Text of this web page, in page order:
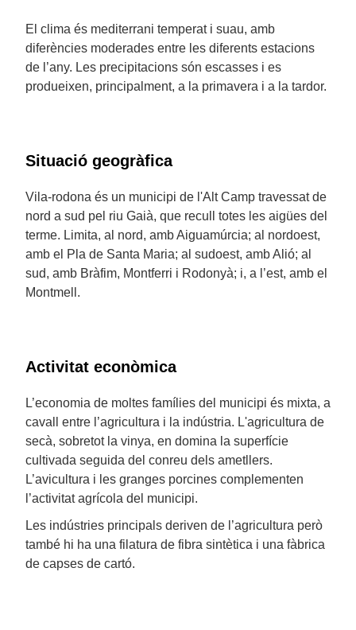
El clima és mediterrani temperat i suau, amb
diferències moderades entre les diferents estacions
de l’any. Les precipitacions són escasses i es
produeixen, principalment, a la primavera i a la tardor.
Situació geogràfica
Vila-rodona és un municipi de l'Alt Camp travessat de
nord a sud pel riu Gaià, que recull totes les aigües del
terme. Limita, al nord, amb Aiguamúrcia; al nordoest,
amb el Pla de Santa Maria; al sudoest, amb Alió; al
sud, amb Bràfim, Montferri i Rodonyà; i, a l’est, amb el
Montmell.
Activitat econòmica
L’economia de moltes famílies del municipi és mixta, a
cavall entre l’agricultura i la indústria. L'agricultura de
secà, sobretot la vinya, en domina la superfície
cultivada seguida del conreu dels ametllers.
L’avicultura i les granges porcines complementen
l’activitat agrícola del municipi.
Les indústries principals deriven de l’agricultura però
també hi ha una filatura de fibra sintètica i una fàbrica
de capses de cartó.